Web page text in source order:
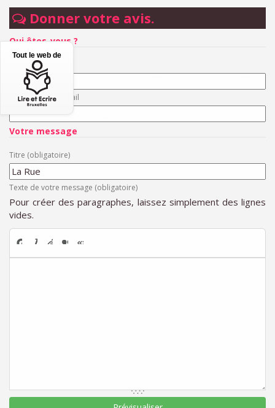
Donner votre avis.
Qui êtes-vous ?
Votre nom
Votre adresse email
Votre message
Titre (obligatoire)
Texte de votre message (obligatoire)
Pour créer des paragraphes, laissez simplement des lignes
vides.
Tout le web de